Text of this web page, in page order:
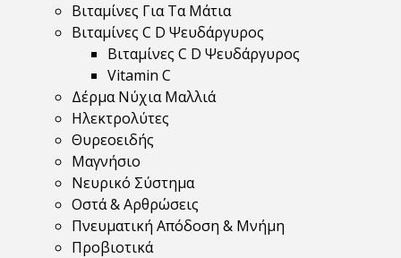
Βιταμίνες Για Τα Μάτια
Βιταμίνες C D Ψευδάργυρος
Βιταμίνες C D Ψευδάργυρος
Vitamin C
Δέρμα Νύχια Μαλλιά
Ηλεκτρολύτες
Θυρεοειδής
Μαγνήσιο
Νευρικό Σύστημα
Οστά & Αρθρώσεις
Πνευματική Απόδοση & Μνήμη
Προβιοτικά